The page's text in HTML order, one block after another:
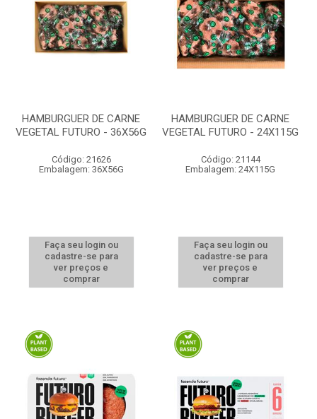
HAMBURGUER DE CARNE
VEGETAL FUTURO - 36X56G
Código: 21626
Embalagem: 36X56G
Faça seu login ou
cadastre-se para
ver preços e
comprar
HAMBURGUER DE CARNE
VEGETAL FUTURO - 24X115G
Código: 21144
Embalagem: 24X115G
Faça seu login ou
cadastre-se para
ver preços e
comprar